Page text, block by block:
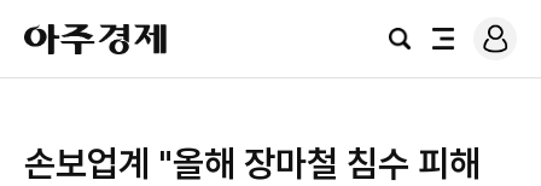
아
주
경
검
전
로
그
손보업계 "올해 장마철 침수 피해